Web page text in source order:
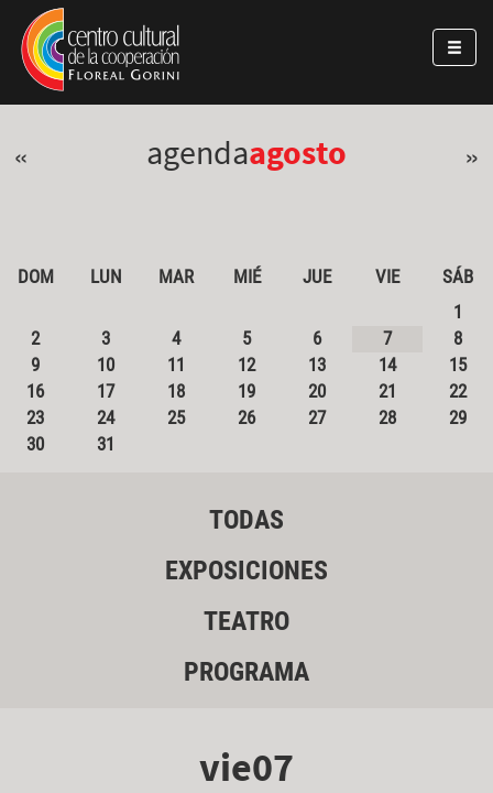
Pasar al contenido principal
Jump to main content
« agendaagosto »
DOM LUN MAR MIÉ JUE VIE
SÁB
1
2
3 4 5 6 7
8
9
10 11 12 13 14
15
16
17 18 19 20 21
22
23
24 25 26 27 28
29
30
31
TODAS
EXPOSICIONES
TEATRO
PROGRAMA
vie07